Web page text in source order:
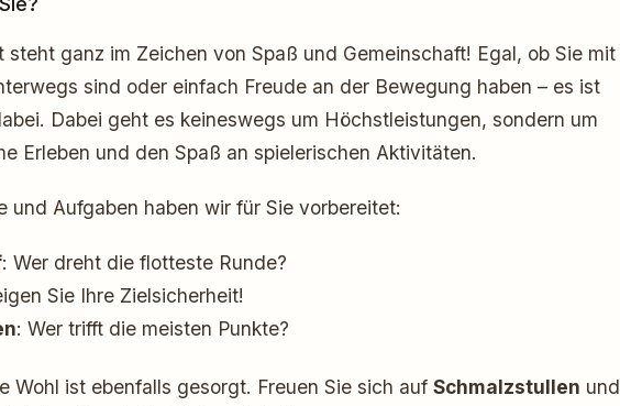
steht ganz im Zeichen von Spaß und Gemeinschaft! Egal, ob Sie mit
sind oder einfach Freude an der Bewegung haben – es ist
Dabei geht es keineswegs um Höchstleistungen, sondern um
Erleben und den Spaß an spielerischen Aktivitäten.
und Aufgaben haben wir für Sie vorbereitet:
: Wer dreht die flotteste Runde?
Sie Ihre Zielsicherheit!
: Wer trifft die meisten Punkte?
Wohl ist ebenfalls gesorgt. Freuen Sie sich aufSchmalzstullen und